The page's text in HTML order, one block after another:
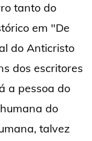
tanto do
em "De
do Anticristo
dos escritores
a pessoa do
do
talvez